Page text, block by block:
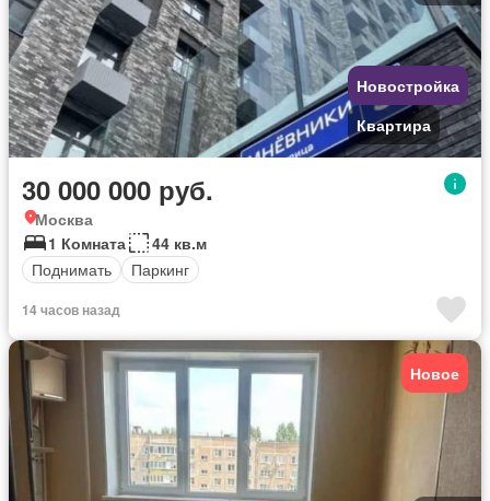
Новостройка
Квартира
30 000 000 руб.
Москва
1 Комната
44 кв.м
Поднимать
Паркинг
14 часов назад
Новое